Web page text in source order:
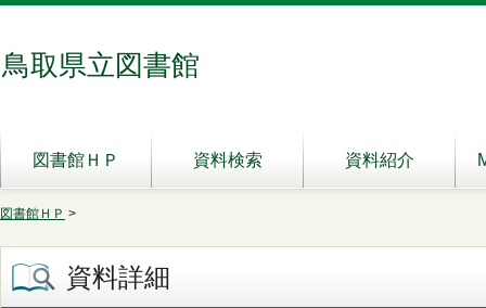
鳥取県立図書館
図書館ＨＰ 資料検索 資料紹介
図書館ＨＰ >
資料詳細